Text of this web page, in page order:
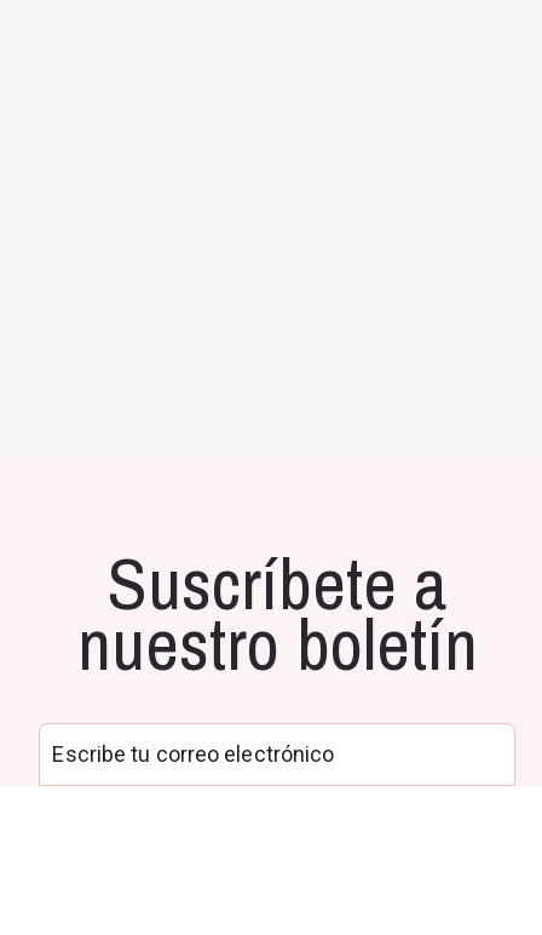
Suscríbete a
nuestro boletín